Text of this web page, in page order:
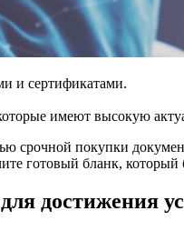
и сертификатами.
имеют высокую
срочной покупки
готовый бланк, который
достижения